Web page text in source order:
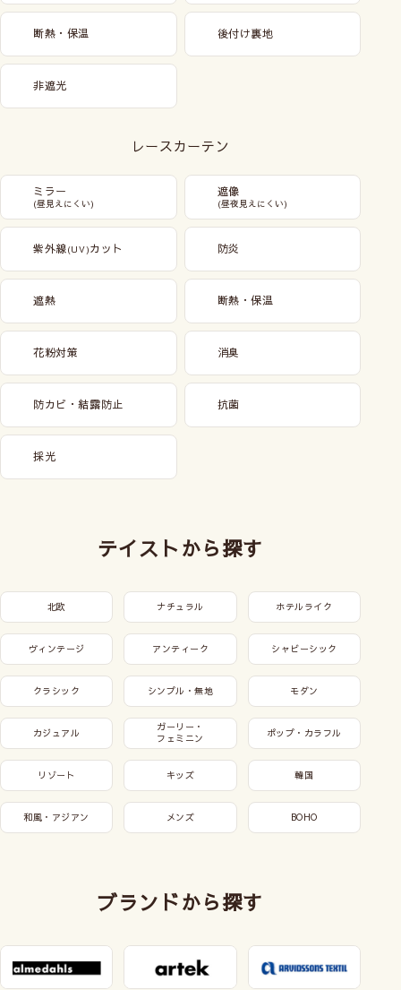
断熱・保温 後付け裏地
非遮光
レースカーテン
ミラー
(昼見えにくい)
遮像
(昼夜見えにくい)
紫外線(UV)カット 防炎
遮熱 断熱・保温
花粉対策 消臭
防カビ・結露防止 抗菌
採光
テイストから探す
北欧 ナチュラル ホテルライク
ヴィンテージ アンティーク シャビーシック
クラシック シンプル・無地 モダン
カジュアル
ガーリー・
フェミニン
ポップ・カラフル
リゾート キッズ 韓国
和風・アジアン メンズ BOHO
ブランドから探す